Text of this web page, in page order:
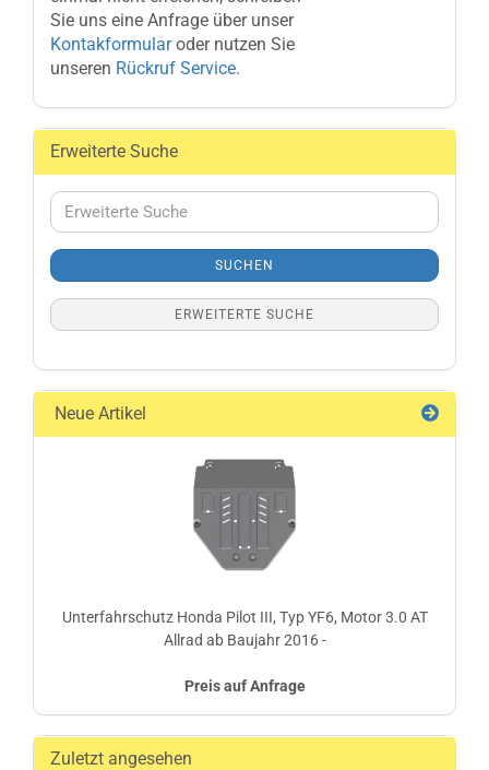
Sie uns eine Anfrage über unser
Kontakformularoder nutzen Sie
unseren Rückruf Service.
Erweiterte Suche
Erweiterte
Suche
SUCHEN
ERWEITERTE SUCHE
Neue Artikel
Unterfahrschutz Honda Pilot III, Typ YF6, Motor 3.0 AT
Allrad ab Baujahr 2016 -
Preis auf Anfrage
Zuletzt angesehen